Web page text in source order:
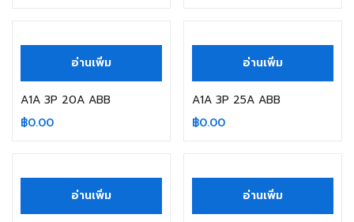
อ่านเพิ่ม
A1A 3P 20A ABB
฿0.00
อ่านเพิ่ม
A1A 3P 25A ABB
฿0.00
อ่านเพิ่ม อ่านเพิ่ม